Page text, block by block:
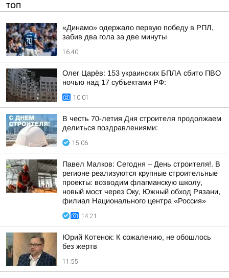
ТОП
«Динамо» одержало первую победу в РПЛ,
забив два гола за две минуты
16:40
Олег Царёв: 153 украинских БПЛА сбито ПВО
ночью над 17 субъектами РФ:
10:01
В честь 70-летия Дня строителя продолжаем
делиться поздравлениями:
15:06
Павел Малков: Сегодня – День строителя!. В
регионе реализуются крупные строительные
проекты: возводим флагманскую школу,
новый мост через Оку, Южный обход Рязани,
филиал Национального центра «Россия»
14:21
Юрий Котенок: К сожалению, не обошлось
без жертв
11:55